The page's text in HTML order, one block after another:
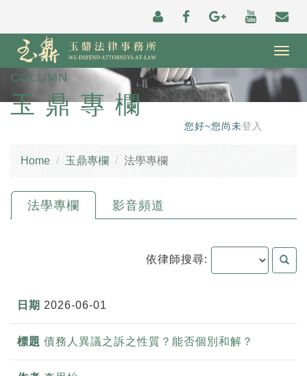
COLUMN
玉鼎專欄
您好~您尚未登入
Home 玉鼎專欄 法學專欄
法學專欄 影音頻道
依律師搜尋:
2026-06-01
債務人異議之訴之性質？能否個別和解？